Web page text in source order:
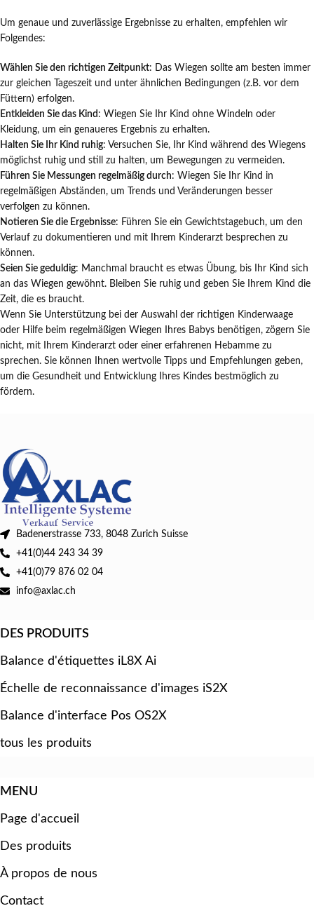
Um genaue und zuverlässige Ergebnisse zu erhalten, empfehlen wir
Folgendes:
Wählen Sie den richtigen Zeitpunkt: Das Wiegen sollte am besten immer
zur gleichen Tageszeit und unter ähnlichen Bedingungen (z.B. vor dem
Füttern) erfolgen.
Entkleiden Sie das Kind : Wiegen Sie Ihr Kind ohne Windeln oder
Kleidung, um ein genaueres Ergebnis zu erhalten.
Halten Sie Ihr Kind ruhig: Versuchen Sie, Ihr Kind während des Wiegens
möglichst ruhig und still zu halten, um Bewegungen zu vermeiden.
Führen Sie Messungen regelmäßig durch: Wiegen Sie Ihr Kind in
regelmäßigen Abständen, um Trends und Veränderungen besser
verfolgen zu können.
Notieren Sie die Ergebnisse: Führen Sie ein Gewichtstagebuch, um den
Verlauf zu dokumentieren und mit Ihrem Kinderarzt besprechen zu
können.
Seien Sie geduldig: Manchmal braucht es etwas Übung, bis Ihr Kind sich
an das Wiegen gewöhnt. Bleiben Sie ruhig und geben Sie Ihrem Kind die
Zeit, die es braucht.
Wenn Sie Unterstützung bei der Auswahl der richtigen Kinderwaage
oder Hilfe beim regelmäßigen Wiegen Ihres Babys benötigen, zögern Sie
nicht, mit Ihrem Kinderarzt oder einer erfahrenen Hebamme zu
sprechen. Sie können Ihnen wertvolle Tipps und Empfehlungen geben,
um die Gesundheit und Entwicklung Ihres Kindes bestmöglich zu
fördern.
Badenerstrasse 733, 8048 Zurich Suisse
+41(0)44 243 34 39
+41(0)79 876 02 04
info@axlac.ch
DES PRODUITS
Balance d'étiquettes iL8X Ai
Échelle de reconnaissance d'images iS2X
Balance d'interface Pos OS2X
tous les produits
MENU
Page d'accueil
Des produits
À propos de nous
Contact